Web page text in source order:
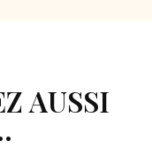
AUSSI